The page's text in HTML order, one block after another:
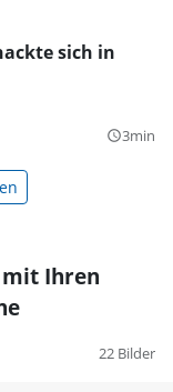
sich in
query_builder3min
mit Ihren
22 Bilder